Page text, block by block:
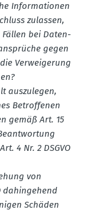
Infor­ma­tionen
zulassen,
Fällen bei Daten­
gegen
Verwei­gerung
auszu­legen,
Betrof­fenen
gemäß Art. 15
4 Nr. 2 DSGVO
von
dahin­gehend
Schäden